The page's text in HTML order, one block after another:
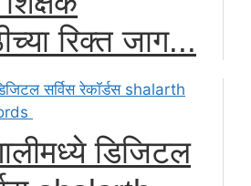
रिक्त जाग...
डिजिटल